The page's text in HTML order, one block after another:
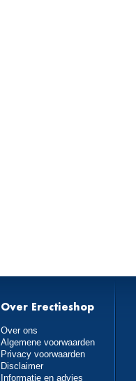
Over Erectieshop
Over ons
Algemene voorwaarden
Privacy voorwaarden
Disclaimer
Informatie en advies